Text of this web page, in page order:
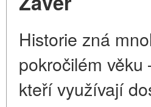
Historie zná
pokročilém
kteří využívají